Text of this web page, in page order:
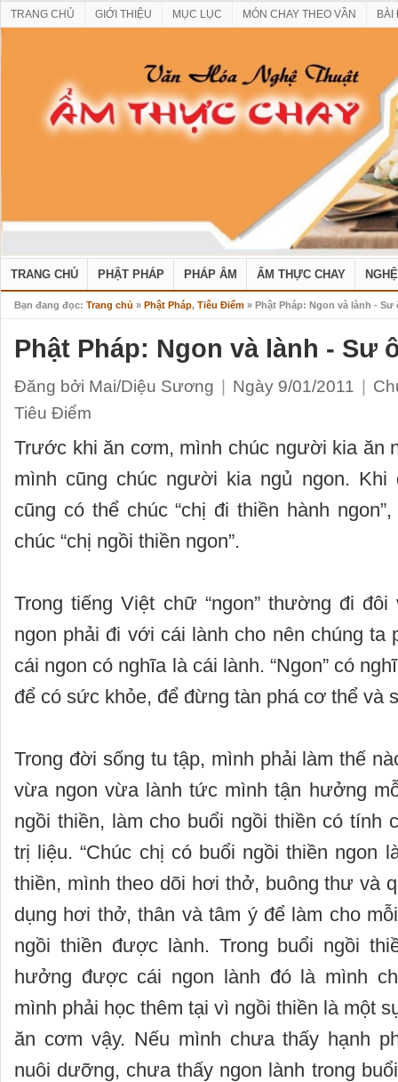
TRANG CHỦ GIỚI THIỆU MỤC LỤC MÓN CHAY THEO VẦN BÀI
TRANG CHỦ PHẬT PHÁP PHÁP ÂM ẨM THỰC CHAY
Bạn đang đọc: Trang chủ » Phật Pháp, Tiêu Điểm » Phật Pháp: Ngon và lành - Sư
Phật Pháp: Ngon và lành - Sư
Đăng bởi Mai/Diệu Sương Ngày 9/01/2011
Tiêu Điểm
Trước khi ăn cơm, mình chúc người kia ăn
mình cũng chúc người kia ngủ ngon. Khi
cũng có thể chúc “chị đi thiền hành
chúc “chị ngồi thiền ngon”.
Trong tiếng Việt chữ “ngon” thường đi đôi
ngon phải đi với cái lành cho nên chúng ta
cái ngon có nghĩa là cái lành. “Ngon” có
để có sức khỏe, để đừng tàn phá cơ thể và
Trong đời sống tu tập, mình phải làm thế
vừa ngon vừa lành tức mình tận hưởng
ngồi thiền, làm cho buổi ngồi thiền có tính
trị liệu. “Chúc chị có buổi ngồi thiền ngon
thiền, mình theo dõi hơi thở, buông thư và
dụng hơi thở, thân và tâm ý để làm cho
ngồi thiền được lành. Trong buổi ngồi
hưởng được cái ngon lành đó là mình
mình phải học thêm tại vì ngồi thiền là một
ăn cơm vậy. Nếu mình chưa thấy hạnh
nuôi dưỡng, chưa thấy ngon lành trong